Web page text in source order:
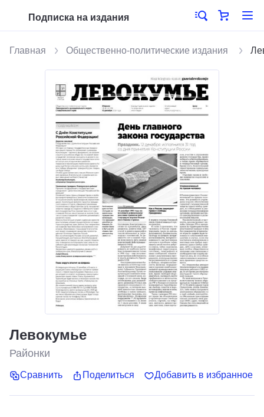
Подписка на издания
Главная Общественно-политические издания
Левокумье
Районки
Сравнить Поделиться Добавить в избранное